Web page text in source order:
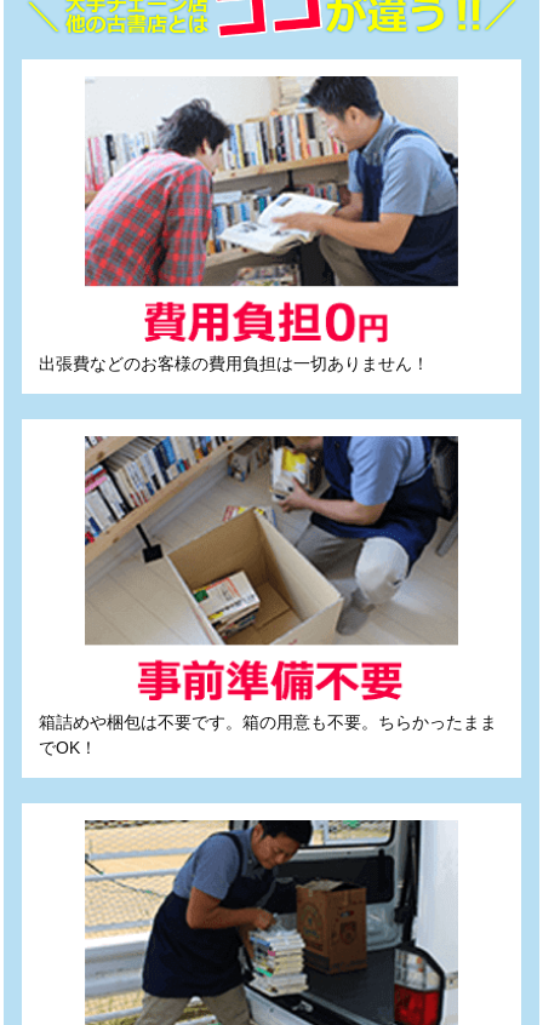
出張費などのお客様の費用負担は一切ありません！
箱詰めや梱包は不要です。箱の用意も不要。ちらかったまま
でOK！